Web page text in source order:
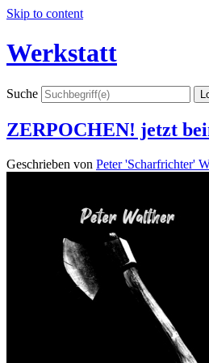
Skip to content
Werkstatt
Suche
ZERPOCHEN! jetzt
Geschrieben von Peter 'Scharfrichter'